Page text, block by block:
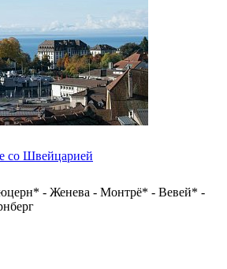
со Швейцарией
- Женева - Монтрё* - Вевей* -